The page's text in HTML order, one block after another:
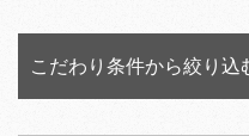
こだわり条件から絞り込